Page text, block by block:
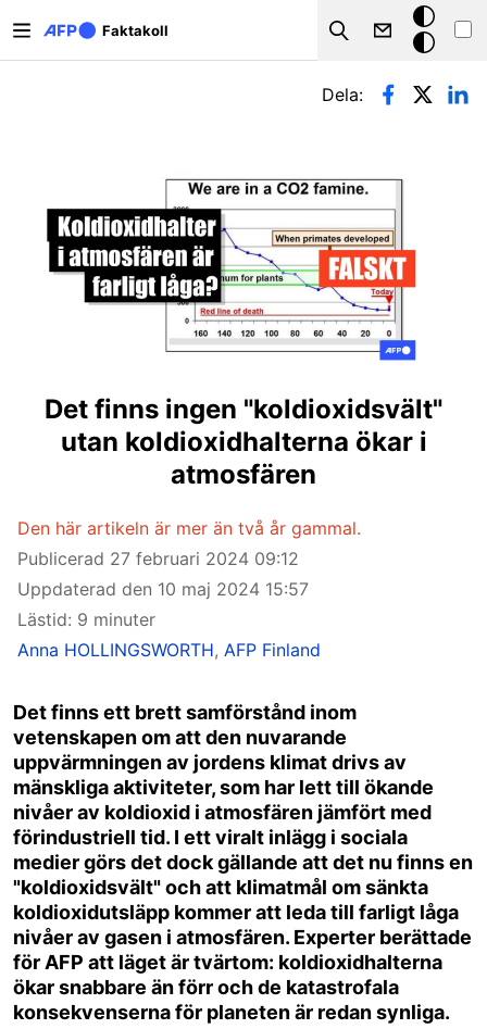
Faktakoll
Search
Mörkt
läge
Primära flikar
Dela:
Det finns ingen "koldioxidsvält"
utan koldioxidhalterna ökar i
atmosfären
Den här artikeln är mer än två år gammal.
Publicerad 27 februari 2024 09:12
Uppdaterad den 10 maj 2024 15:57
Lästid: 9 minuter
Anna HOLLINGSWORTH, AFP Finland
Det finns ett brett samförstånd inom
vetenskapen om att den nuvarande
uppvärmningen av jordens klimat drivs av
mänskliga aktiviteter, som har lett till ökande
nivåer av koldioxid i atmosfären jämfört med
förindustriell tid. I ett viralt inlägg i sociala
medier görs det dock gällande att det nu finns en
"koldioxidsvält" och att klimatmål om sänkta
koldioxidutsläpp kommer att leda till farligt låga
nivåer av gasen i atmosfären. Experter berättade
för AFP att läget är tvärtom: koldioxidhalterna
ökar snabbare än förr och de katastrofala
konsekvenserna för planeten är redan synliga.